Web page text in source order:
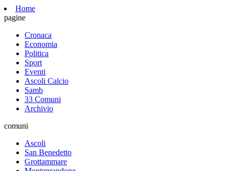
Home
pagine
Cronaca
Economia
Politica
Sport
Eventi
Ascoli Calcio
Samb
33 Comuni
Archivio
comuni
Ascoli
San Benedetto
Grottammare